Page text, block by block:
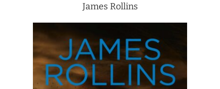
James Rollins